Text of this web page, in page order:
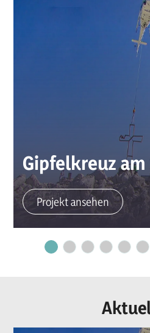
Gipfelkreuz am
Projekt ansehen